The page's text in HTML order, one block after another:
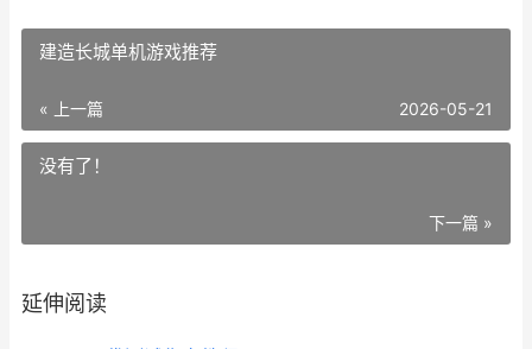
建造长城单机游戏推荐
« 上一篇 2026-05-21
没有了！
下一篇 »
延伸阅读